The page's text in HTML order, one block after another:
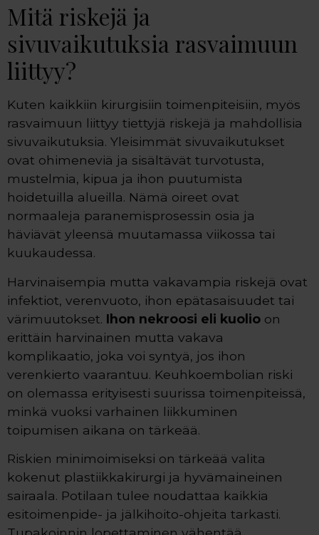
Mitä riskejä ja
sivuvaikutuksia rasvaimuun
liittyy?
Kuten kaikkiin kirurgisiin toimenpiteisiin, myös
rasvaimuun liittyy tiettyjä riskejä ja mahdollisia
sivuvaikutuksia. Yleisimmät sivuvaikutukset
ovat ohimeneviä ja sisältävät turvotusta,
mustelmia, kipua ja ihon puutumista
hoidetuilla alueilla. Nämä oireet ovat
normaaleja paranemisprosessin osia ja
häviävät yleensä muutamassa viikossa tai
kuukaudessa.
Harvinaisempia mutta vakavampia riskejä ovat
infektiot, verenvuoto, ihon epätasaisuudet tai
värimuutokset. Ihon nekroosi eli kuolio on
erittäin harvinainen mutta vakava
komplikaatio, joka voi syntyä, jos ihon
verenkierto vaarantuu. Keuhkoembolian riski
on olemassa erityisesti suurissa toimenpiteissä,
minkä vuoksi varhainen liikkuminen
toipumisen aikana on tärkeää.
Riskien minimoimiseksi on tärkeää valita
kokenut plastiikkakirurgi ja hyvämaineinen
sairaala. Potilaan tulee noudattaa kaikkia
esitoimenpide- ja jälkihoito-ohjeita tarkasti.